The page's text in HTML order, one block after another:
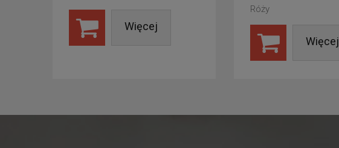
Więcej
Róży
Więcej